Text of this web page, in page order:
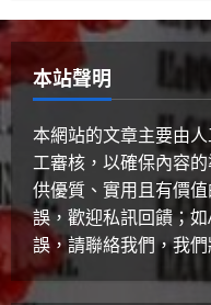
3
套？
4
美國
健康
貓
心信
本站聲明
本網站的文章主要由
工審核，以確保內容
供優質、實用且有價
誤，歡迎私訊回饋；
誤，請聯絡我們，我